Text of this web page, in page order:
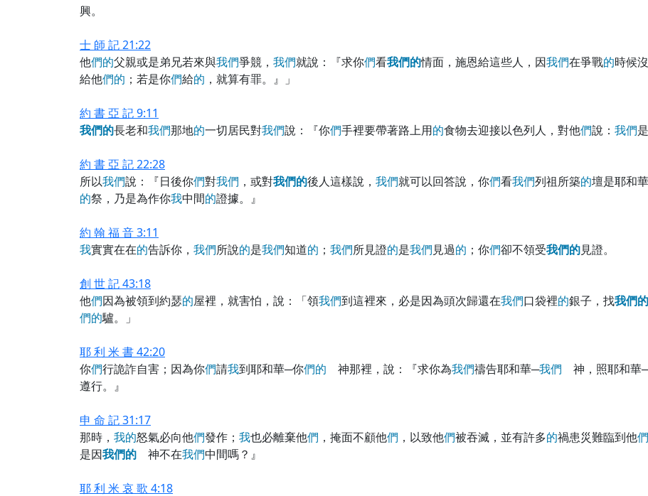
興。
士 師 記 21:22
他們的父親或是弟兄若來與我們爭競， 我們就說：『求你們看我們的情面，施恩給這些人，因我們在爭戰的時候
給他們的 ；若是你們給的 ，就算有罪。』」
約 書 亞 記 9:11
我們的長老和我們那地的一切居民對我們說：『你們手裡要帶著路上用的食物去迎接以色列人，對他們說： 我們
約 書 亞 記 22:28
所以我們說：『日後你們對我們 ，或對我們的後人這樣說， 我們就可以回答說，你們看我們列祖所築的壇是耶和
的祭，乃是為作你我中間的證據。』
約 翰 福 音 3:11
我實實在在的告訴你， 我們所說的是我們知道的 ； 我們所見證的是我們見過的 ；你們卻不領受我們的見證。
創 世 記 43:18
他們因為被領到約瑟的屋裡，就害怕，說：「領我們到這裡來，必是因為頭次歸還在我們口袋裡的銀子，找我們的
們的驢。」
耶 利 米 書 42:20
你們行詭詐自害；因為你們請我到耶和華─你們的 神那裡，說：『求你為我們禱告耶和華─我們 神，照耶和華
遵行。』
申 命 記 31:17
那時， 我的怒氣必向他們發作； 我也必離棄他們 ，掩面不顧他們 ，以致他們被吞滅，並有許多的禍患災難臨到他們
是因我們的 神不在我們中間嗎？』
耶 利 米 哀 歌 4:18